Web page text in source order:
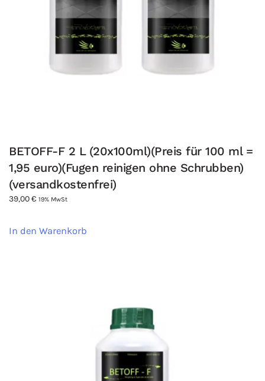
BETOFF-F 2 L (20x100ml)(Preis für 100 ml =
1,95 euro)(Fugen reinigen ohne Schrubben)
(versandkostenfrei)
39,00€ 19% MwSt
In den Warenkorb